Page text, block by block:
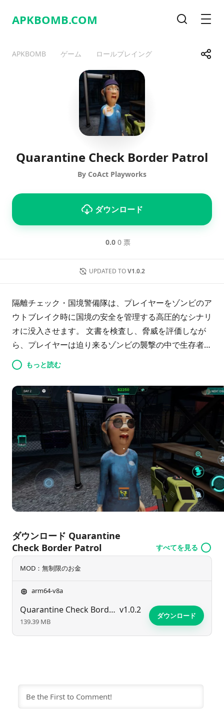
APKBOMB.COM
APKBOMB ゲーム ロールプレイング 共有
TelegramFacebook
Quarantine Check Border Patrol
By CoAct Playworks
ダウンロード
0.0 0 票
UPDATED TO V1.0.2
隔離チェック・国境警備隊は、プレイヤーをゾンビのア
ウトブレイク時に国境の安全を管理する高圧的なシナリ
オに没入させます。 文書を検査し、脅威を評価しなが
ら、プレイヤーは迫り来るゾンビの襲撃の中で生存者に
避難所を提供するか、隔離するかを選択しなければなり
ません。 防御を強化し、限られた資源を管理する中
で、公共の認識や感染レベルに影響を与える倫理的ジレ
ンマに直面します。 ゲームには常に変化する昼夜のサ
イクルがあり、新しい課題が導入されるため、毎回のプ
レイが魅力的に保たれます。 最終的には、プレイヤー
はこのスリリングなサバイバルアドベンチャーで人類の
運命を決定するために困難な決断を下さなければなりま
せん。
もっと読む
ダウンロード Quarantine
Check Border Patrol
すべてを見る
MOD：無制限のお金
arm64-v8a
Quarantine Check Border Patrol v1.0.2
139.39 MB
ダウンロード